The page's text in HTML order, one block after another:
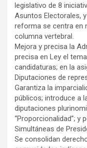
legislativo de 8
Asuntos Electorales,
reforma se centra en
columna vertebral.
Mejora y precisa la
precisa en Ley el
candidaturas; en la
Diputaciones de
Garantiza la
públicos; introduce a
diputaciones
“Proporcionalidad”; y
Simultáneas de
Se consolidan